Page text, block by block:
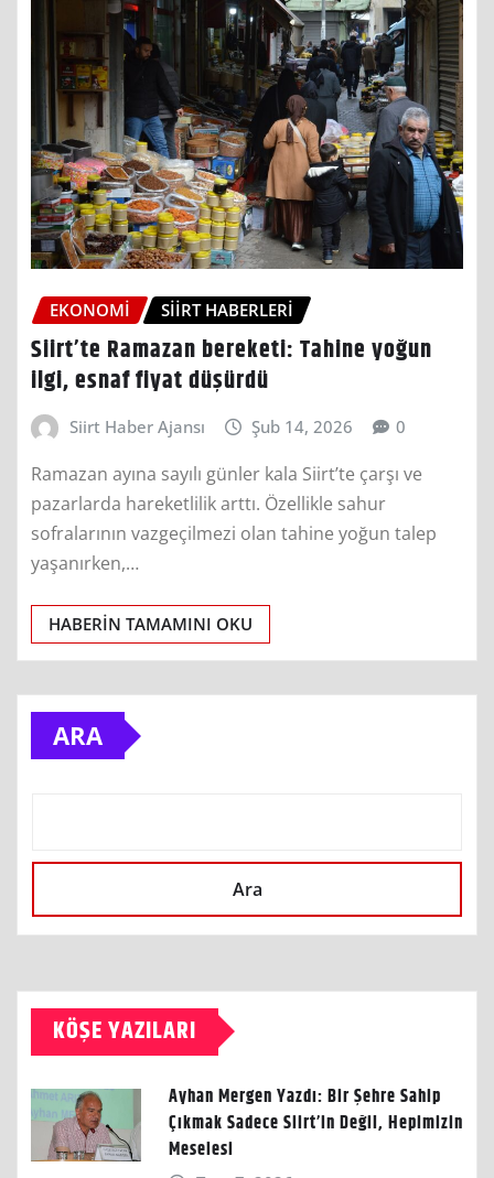
EKONOMI SIIRT HABERLERI
Siirt’te Ramazan bereketi: Tahine yoğun
ilgi, esnaf fiyat düşürdü
Siirt Haber Ajansı Şub 14, 2026 0
Ramazan ayına sayılı günler kala Siirt’te çarşı ve
pazarlarda hareketlilik arttı. Özellikle sahur
sofralarının vazgeçilmezi olan tahine yoğun talep
yaşanırken,…
HABERIN TAMAMINI OKU
ARA
Ara
KÖŞE YAZILARI
Ayhan Mergen Yazdı: Bir Şehre Sahip
Çıkmak Sadece Siirt’in Değil, Hepimizin
Meselesi